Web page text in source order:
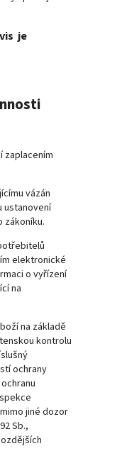
je
zaplacením
vázán
ustanovení
zákoníku.
elektronické
o vyřízení
na
na základě
kontrolu
ochrany
jiné dozor
Sb.,